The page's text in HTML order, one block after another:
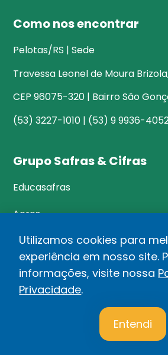
Como nos encontrar
Pelotas/RS | Sede
Travessa Leonel de Moura
CEP 96075-320 | Bairro São
(53) 3227-1010 | (53) 9 9936-
Grupo Safras & Cifras
Educasafras
Acres
©Safras&Cifras
Relatório de
Política de
Desenvolvido por
Utilizamos cookies para
experiência em nosso site.
informações, visite nossa
Privacidade.
Entendi